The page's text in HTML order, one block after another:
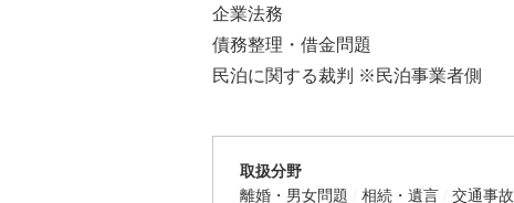
企業法務
債務整理・借金問題
民泊に関する裁判 ※民泊事業者側
取扱分野
離婚・男女問題
相続・遺言 交通事故